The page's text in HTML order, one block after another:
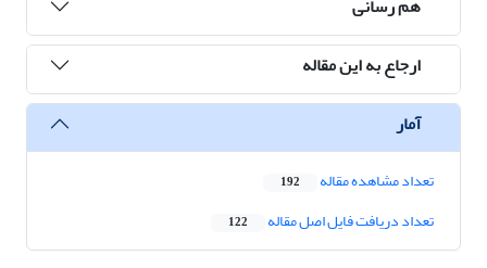
ارجاع به این مقاله
آمار
تعداد مشاهده مقاله 192
تعداد دریافت فایل اصل مقاله 122